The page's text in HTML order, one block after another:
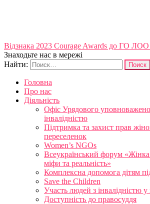
Відзнака 2023 Courage Awards до ГО
Знаходьте нас в мережі
Найти:
Головна
Про нас
Діяльність
Офіс Урядового
інвалідністю
Підтримка та захист прав
переселенок
Women’s NGOs
Всеукраїнський форум
міфи та реальність»
Комплексна допомога дітям
Save the Children
Участь людей з інвалідністю
Доступність до правосуддя